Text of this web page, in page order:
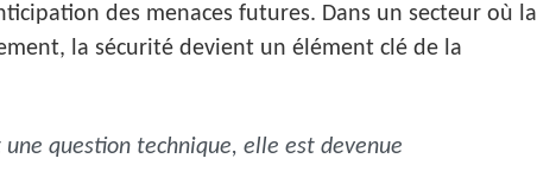
des menaces futures. Dans un secteur où la
la sécurité devient un élément clé de la
une question technique, elle est devenue